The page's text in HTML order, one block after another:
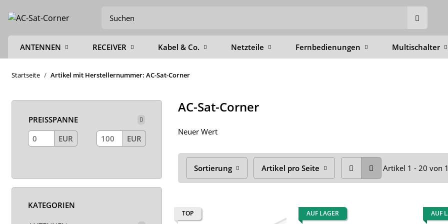
ANTENNEN RECEIVER Kabel & Co. Netzteile Fernbedienungen Multischalter
Startseite Artikel mit Herstellernummer: AC-Sat-Corner
AC-Sat-Corner
Neuer Wert
Sortierung Artikel pro Seite Artikel 1 - 20 von
TOP AUF LAGER AUF
PREISSPANNE
EUR
EUR
KATEGORIEN